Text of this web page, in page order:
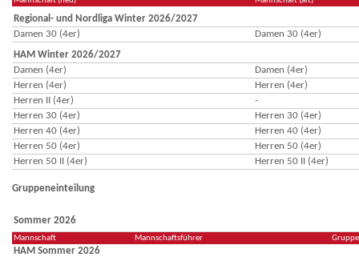
Regional- und Nordliga Winter 2026/2027
Damen 30 (4er)
Damen 30 (4er)
HAM Winter 2026/2027
Damen (4er)
Damen (4er)
Herren (4er)
Herren (4er)
Herren II (4er)
-
Herren 30 (4er)
Herren 30 (4er)
Herren 40 (4er)
Herren 40 (4er)
Herren 50 (4er)
Herren 50 (4er)
Herren 50 II (4er)
Herren 50 II (4er)
Gruppeneinteilung
Sommer 2026
Mannschaft Mannschaftsführer Gruppe
HAM Sommer 2026